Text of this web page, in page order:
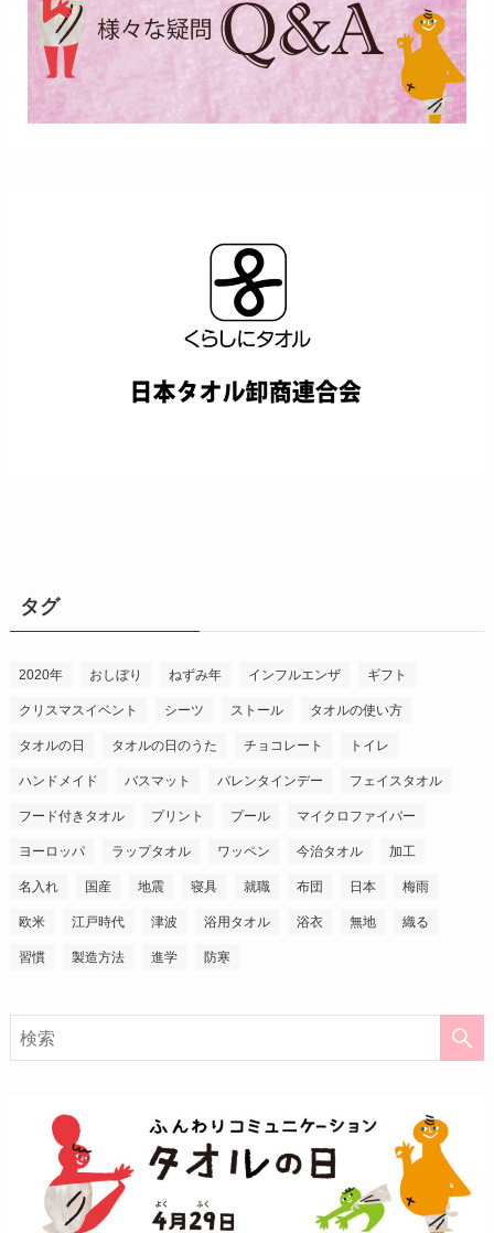
タグ
2020年 おしぼり ねずみ年 インフルエンザ ギフト
クリスマスイベント シーツ ストール タオルの使い方
タオルの日 タオルの日のうた チョコレート トイレ
ハンドメイド バスマット バレンタインデー フェイスタオル
フード付きタオル プリント プール マイクロファイバー
ヨーロッパ ラップタオル ワッペン 今治タオル 加工
名入れ 国産 地震 寝具 就職 布団 日本 梅雨
欧米 江戸時代 津波 浴用タオル 浴衣 無地 織る
習慣 製造方法 進学 防寒